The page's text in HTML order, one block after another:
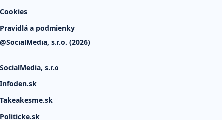
Cookies
Pravidlá a podmienky
@SocialMedia, s.r.o. (2026)
SocialMedia, s.r.o
Infoden.sk
Takeakesme.sk
Politicke.sk